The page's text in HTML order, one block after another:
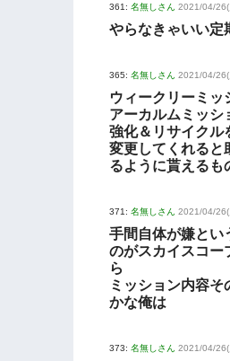
361: 名無しさん 2021/04/
やらなきゃいい定
365: 名無しさん 2021/04/
ウィークリーミッ
アーカルムミッシ
強化＆リサイクル
変更してくれると
るように貰えるも
371: 名無しさん 2021/04/
手間自体が嫌とい
のがスカイスコー
ら
ミッション内容
かな俺は
373: 名無しさん 2021/04/